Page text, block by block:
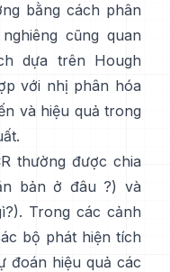
bằng cách phân
cũng quan
dựa trên Hough
với nhị phân hóa
và hiệu quả trong
thường được chia
bản ở đâu ?) và
Trong các cảnh
bộ phát hiện tích
đoán hiệu quả các